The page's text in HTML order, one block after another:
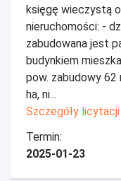
księgę wieczystą
nieruchomości: -
zabudowana jest
budynkiem
pow. zabudowy 62
ha, ni...
Szczegóły
Termin:
2025-01-23